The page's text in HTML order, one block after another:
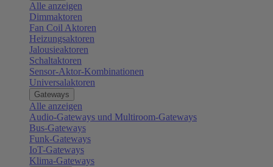
Alle anzeigen
Dimmaktoren
Fan Coil Aktoren
Heizungsaktoren
Jalousieaktoren
Schaltaktoren
Sensor-Aktor-Kombinationen
Universalaktoren
Gateways
Alle anzeigen
Audio-Gateways und Multiroom-Gateways
Bus-Gateways
Funk-Gateways
IoT-Gateways
Klima-Gateways